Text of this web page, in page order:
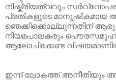
നിഷ്ക്രിയത്വവും
പ്രതികളുടെ മാനുഷികമായ
ഞെക്കിക്കൊല്ലുന്നതിന് ആരു
നിയമപാലകരും
ആലോചിക്കേണ്ട
ഇന്ന് ലോകത്ത് അനീതിയും